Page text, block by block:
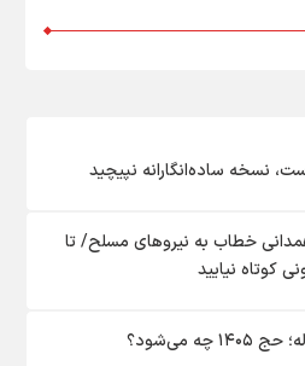
ساده‌انگارانه نپیچید
خطاب به نیروهای مسلح/ تا
نیایید